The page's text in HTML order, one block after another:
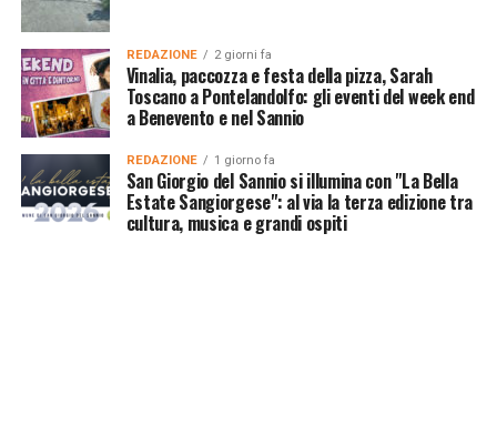
REDAZIONE 2 giorni fa
Vinalia, paccozza e festa della pizza, Sarah
Toscano a Pontelandolfo: gli eventi del week end
a Benevento e nel Sannio
REDAZIONE 1 giorno fa
San Giorgio del Sannio si illumina con "La Bella
Estate Sangiorgese": al via la terza edizione tra
cultura, musica e grandi ospiti